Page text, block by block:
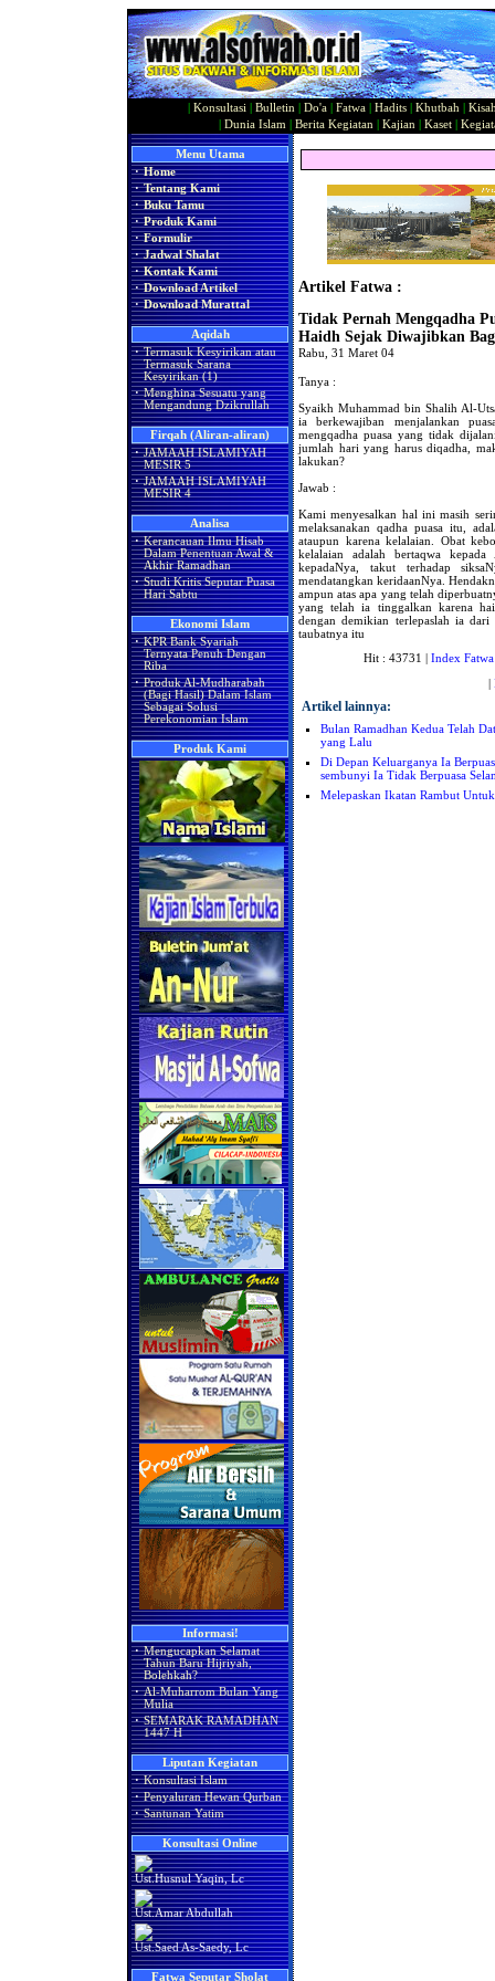
Konsultasi Bulletin Do'a Fatwa Hadits Khutbah
Dunia Islam Berita Kegiatan Kajian Kaset|
Menu Utama
· Home
· Tentang Kami
· Buku Tamu
· Produk Kami
· Formulir
· Jadwal Shalat
· Kontak Kami
· Download Artikel
· Download Murattal
Aqidah
· Termasuk Kesyirikan atau
Termasuk Sarana
Kesyirikan (1)
· Menghina Sesuatu yang
Mengandung Dzikrullah
Firqah (Aliran-aliran)
· JAMAAH ISLAMIYAH
MESIR 5
· JAMAAH ISLAMIYAH
MESIR 4
Analisa
· Kerancauan Ilmu Hisab
Dalam Penentuan Awal &
Akhir Ramadhan
· Studi Kritis Seputar Puasa
Hari Sabtu
Ekonomi Islam
· KPR Bank Syariah
Ternyata Penuh Dengan
Riba
· Produk Al-Mudharabah
(Bagi Hasil) Dalam Islam
Sebagai Solusi
Perekonomian Islam
Produk Kami
Informasi!
· Mengucapkan Selamat
Tahun Baru Hijriyah,
Bolehkah?
· Al-Muharrom Bulan Yang
Mulia
· SEMARAK RAMADHAN
1447 H
Liputan Kegiatan
· Konsultasi Islam
· Penyaluran Hewan Qurban
· Santunan Yatim
Konsultasi Online
Ust.Husnul Yaqin, Lc
Ust.Amar Abdullah
Ust.Saed As-Saedy, Lc
Fatwa Seputar Sholat
Artikel Fatwa :
Tidak Pernah Mengqadha
Haidh Sejak Diwajibkan
Rabu, 31 Maret 04
Tanya :
Syaikh Muhammad bin Shalih Al-
ia berkewajiban menjalankan
mengqadha puasa yang tidak
jumlah hari yang harus diqadha,
lakukan?
Jawab :
Kami menyesalkan hal ini masih
melaksanakan qadha puasa itu,
ataupun karena kelalaian. Obat
kelalaian adalah bertaqwa
kepadaNya, takut terhadap
mendatangkan keridaanNya.
ampun atas apa yang telah
yang telah ia tinggalkan karena
dengan demikian terlepaslah ia
taubatnya itu
Hit : 43731 | Index Fatwa
|
Artikel lainnya:
Bulan Ramadhan Kedua Telah
yang Lalu
Di Depan Keluarganya Ia
sembunyi Ia Tidak Berpuasa
Melepaskan Ikatan Rambut